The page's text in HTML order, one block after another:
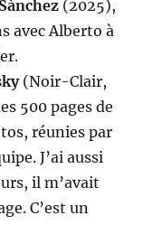
(2025),
avec Alberto à
(Noir-Clair,
500 pages de
réunies par
J’ai aussi
il m’avait
C’est un